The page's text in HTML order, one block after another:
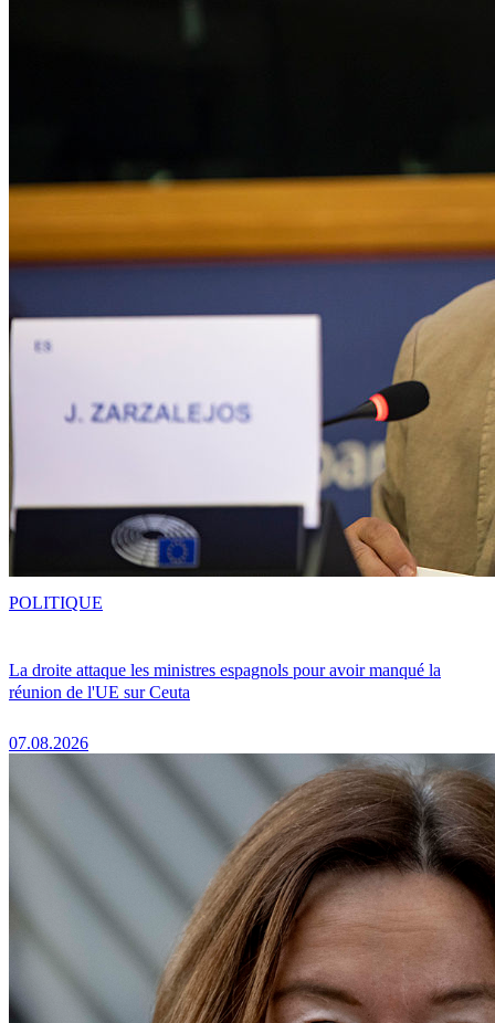
La droite attaque les ministres espagnols pour avoir manqué la
réunion de l'UE sur Ceuta
07.08.2026
POLITIQUE